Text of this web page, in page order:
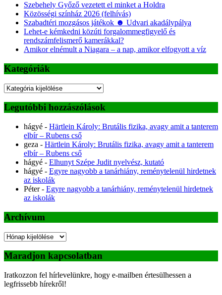
Szebehely Győző vezetett el minket a Holdra
Közösségi színház 2026 (felhívás)
Szabadtéri mozgásos játékok ☻ Udvari akadálypálya
Lehet-e kémkedni közúti forgalommegfigyelő és
rendszámfelismerő kamerákkal?
Amikor elnémult a Niagara – a nap, amikor elfogyott a víz
Kategóriák
Kategóriák
Legutóbbi hozzászólások
hágyé - Härtlein Károly: Brutális fizika, avagy amit a tanterem
elbír – Rubens cső
geza - Härtlein Károly: Brutális fizika, avagy amit a tanterem
elbír – Rubens cső
hágyé - Elhunyt Szépe Judit nyelvész, kutató
hágyé - Egyre nagyobb a tanárhiány, reménytelenül hirdetnek
az iskolák
Péter- Egyre nagyobb a tanárhiány, reménytelenül hirdetnek
az iskolák
Archívum
Archívum
Maradjon kapcsolatban
Iratkozzon fel hírlevelünkre, hogy e-mailben értesülhessen a
legfrissebb hírekről!